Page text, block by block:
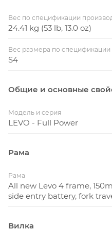
Вес по спецификации
24.41 kg (53 lb, 13.0 oz)
Вес размера по спецификации
S4
Общие и основные
Модель и серия
LEVO - Full Power
Рама
Рама
All new Levo 4 frame,
side entry battery, fork
Вилка